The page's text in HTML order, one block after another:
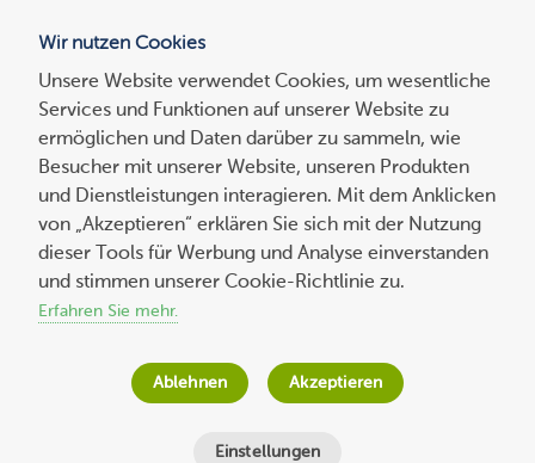
Suchen
nach:
Author: Host Europe
Wir nutzen Cookies
Unsere Website verwendet Cookies, um wesentliche
Services und Funktionen auf unserer Website zu
ermöglichen und Daten darüber zu sammeln, wie
Besucher mit unserer Website, unseren Produkten
und Dienstleistungen interagieren. Mit dem Anklicken
von „Akzeptieren“ erklären Sie sich mit der Nutzung
dieser Tools für Werbung und Analyse einverstanden
und stimmen unserer Cookie-Richtlinie zu.
Erfahren Sie mehr.
Einstellungen
Ablehnen Akzeptieren